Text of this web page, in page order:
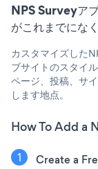
NPS Surveyア
がこれまでにな
カスタマイズした
ブサイトのスタイ
ページ、投稿、サ
します地点。
How To Add a
Create a